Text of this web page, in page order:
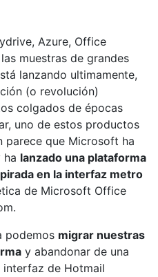
Azure, Office
muestras de grandes
lanzando ultimamente,
(o revolución)
colgados de épocas
uno de estos productos
parece que Microsoft ha
ha lanzado una plataforma
en la interfaz metro
de Microsoft Office
podemos migrar nuestras
y abandonar de una
de Hotmail